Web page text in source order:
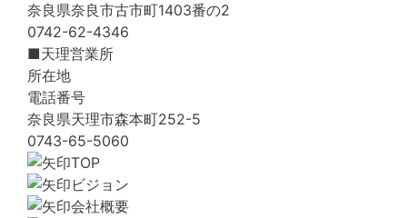
奈良県奈良市古市町1403番の2
0742-62-4346
■天理営業所
所在地
電話番号
奈良県天理市森本町252-5
0743-65-5060
TOP
ビジョン
会社概要